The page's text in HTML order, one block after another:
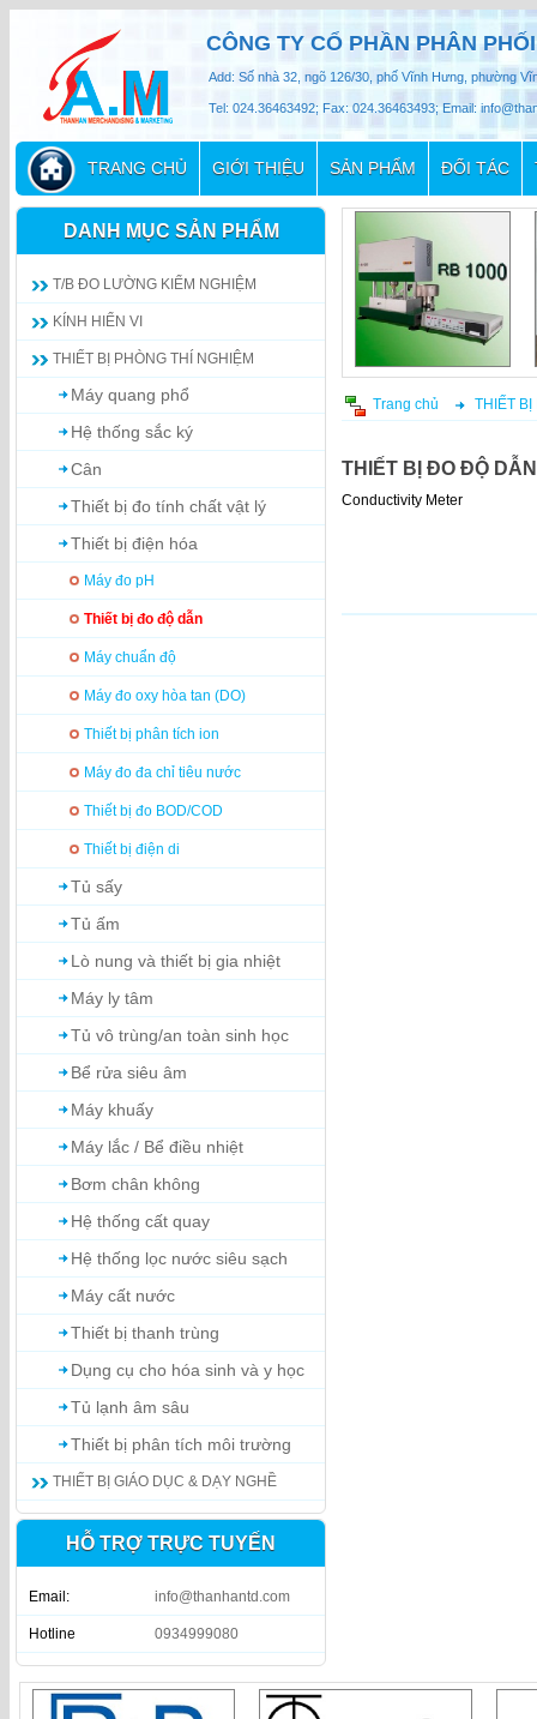
CÔNG TY CỔ PHẦN PHÂN
Add: Số nhà 32, ngõ 126/30, phố Vĩnh Hưng, phường
Tel: 024.36463492; Fax: 024.36463493; Email:
TRANG CHỦ GIỚI THIỆU SẢN PHẨM ĐỐI TÁC
DANH MỤC SẢN PHẨM
T/B ĐO LƯỜNG KIỂM NGHIỆM
KÍNH HIỂN VI
THIẾT BỊ PHÒNG THÍ NGHIỆM
Máy quang phổ
Hệ thống sắc ký
Cân
Thiết bị đo tính chất vật lý
Thiết bị điện hóa
Máy đo pH
Thiết bị đo độ dẫn
Máy chuẩn độ
Máy đo oxy hòa tan (DO)
Thiết bị phân tích ion
Máy đo đa chỉ tiêu nước
Thiết bị đo BOD/COD
Thiết bị điện di
Tủ sấy
Tủ ấm
Lò nung và thiết bị gia nhiệt
Máy ly tâm
Tủ vô trùng/an toàn sinh học
Bể rửa siêu âm
Máy khuấy
Máy lắc / Bể điều nhiệt
Bơm chân không
Hệ thống cất quay
Hệ thống lọc nước siêu sạch
Máy cất nước
Thiết bị thanh trùng
Dụng cụ cho hóa sinh và y học
Tủ lạnh âm sâu
Thiết bị phân tích môi trường
THIẾT BỊ GIÁO DỤC & DẠY NGHỀ
HỖ TRỢ TRỰC TUYẾN
Email: info@thanhantd.com
Hotline 0934999080
Trang chủ THIẾT BỊ
THIẾT BỊ ĐO ĐỘ DẪN
Conductivity Meter